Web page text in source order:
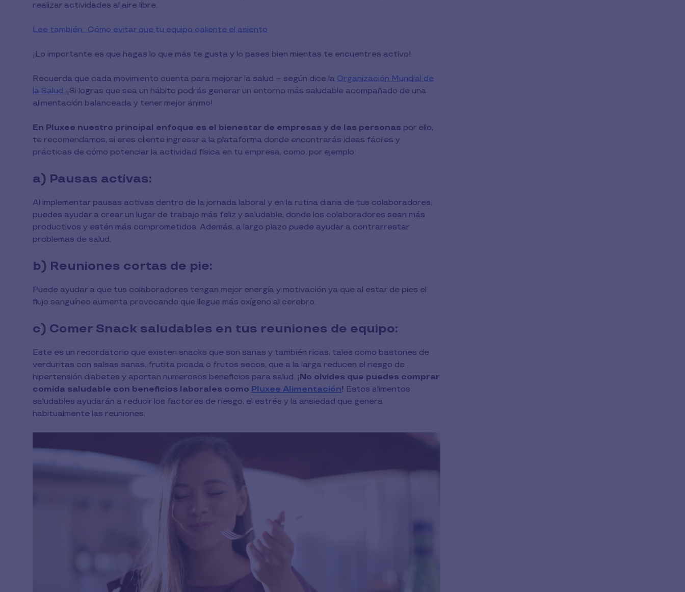
realizar actividades al aire libre.
Lee también: Cómo evitar que tu equipo caliente el asiento
¡Lo importante es que hagas lo que más te gusta y lo pases bien mientas te encuentres activo!
Recuerda que cada movimiento cuenta para mejorar la salud – según dice la Organización Mundial de
la Salud. ¡Si logras que sea un hábito podrás generar un entorno más saludable acompañado de una
alimentación balanceada y tener mejor ánimo!
En Pluxee nuestro principal enfoque es el bienestar de empresas y de las personas por ello,
te recomendamos, si eres cliente ingresar a la plataforma donde encontrarás ideas fáciles y
prácticas de cómo potenciar la actividad física en tu empresa, como, por ejemplo:
a) Pausas activas:
Al implementar pausas activas dentro de la jornada laboral y en la rutina diaria de tus colaboradores,
puedes ayudar a crear un lugar de trabajo más feliz y saludable, donde los colaboradores sean más
productivos y estén más comprometidos. Además, a largo plazo puede ayudar a contrarrestar
problemas de salud.
b) Reuniones cortas de pie:
Puede ayudar a que tus colaboradores tengan mejor energía y motivación ya que al estar de pies el
flujo sanguíneo aumenta provocando que llegue más oxígeno al cerebro.
c) Comer Snack saludables en tus reuniones de equipo:
Este es un recordatorio que existen snacks que son sanas y también ricas, tales como bastones de
verduritas con salsas sanas, frutita picada o frutos secos, que a la larga reducen el riesgo de
hipertensión diabetes y aportan numerosos beneficios para salud. ¡No olvides que puedes comprar
comida saludable con beneficios laborales como Pluxee Alimentación! Estos alimentos
saludables ayudarán a reducir los factores de riesgo, el estrés y la ansiedad que genera
habitualmente las reuniones.